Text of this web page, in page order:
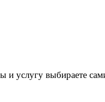
и услугу выбираете